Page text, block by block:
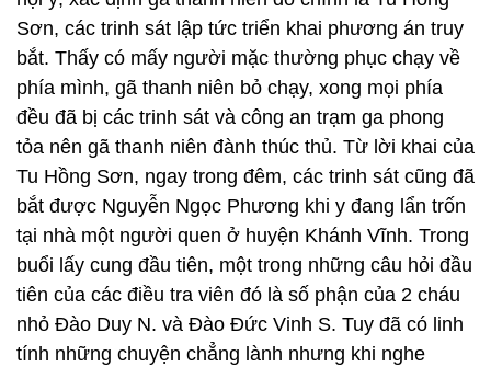
Sơn, các trinh sát lập tức triển khai phương án truy
bắt. Thấy có mấy người mặc thường phục chạy về
phía mình, gã thanh niên bỏ chạy, xong mọi phía
đều đã bị các trinh sát và công an trạm ga phong
tỏa nên gã thanh niên đành thúc thủ. Từ lời khai của
Tu Hồng Sơn, ngay trong đêm, các trinh sát cũng đã
bắt được Nguyễn Ngọc Phương khi y đang lẩn trốn
tại nhà một người quen ở huyện Khánh Vĩnh. Trong
buổi lấy cung đầu tiên, một trong những câu hỏi đầu
tiên của các điều tra viên đó là số phận của 2 cháu
nhỏ Đào Duy N. và Đào Đức Vinh S. Tuy đã có linh
tính những chuyện chẳng lành nhưng khi nghe